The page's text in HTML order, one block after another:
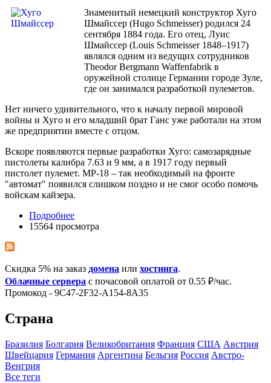
Знаменитый немецкий конструктор Хуго
Шмайссер (Hugo Schmeisser) родился 24
сентября 1884 года. Его отец, Луис
Шмайссер (Louis Schmeisser 1848–1917)
являлся одним из ведущих сотрудников
Theodor Bergmann Waffenfabrik в
оружейной столице Германии городе Зуле,
где он занимался разработкой пулеметов.
Нет ничего удивительного, что к началу первой мировой
войны и Хуго и его младший брат Ганс уже работали на этом
же предприятии вместе с отцом.
Вскоре появляются первые разработки Хуго: самозарядные
пистолеты калибра 7.63 и 9 мм, а в 1917 году первый
пистолет пулемет. MP-18 – так необходимый на фронте
"автомат" появился слишком поздно и не смог особо помочь
войскам кайзера.
Подробнее
15564 просмотра
Скидка 5% на заказ домена или хостинга.
Облачные сервера с почасовой оплатой от 0.55 ₽/час.
Промокод - 9C47-2F32-A154-8A35
Страна
Бразилия Болгария Великобритания Франция США Австрия
Швейцария Германия Аргентина Бельгия Росcия Австро-
Венгрия
Все теги